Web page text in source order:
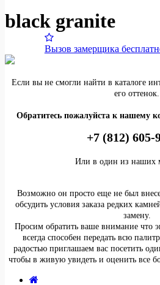
black granite
Вызов замерщика
Если вы не смогли найти в каталоге
его оттенок.
Обратитесь пожалуйста к нашему
+7 (812) 605-
Или в один из наших
Возможно он просто еще не был
обсудить условия заказа редких
замену.
Просим обратить ваше внимание что
всегда способен передать всю
радостью приглашаем вас посетить
чтобы в живую увидеть и оценить все